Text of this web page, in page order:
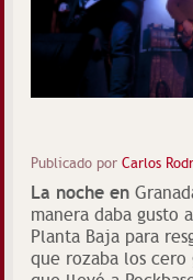
Publicado por Carlos
La noche en
manera daba gusto
Planta Baja para
que rozaba los